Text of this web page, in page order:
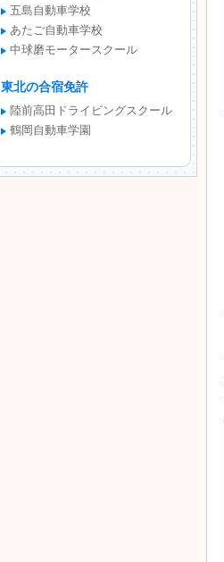
五島自動車学校
あたご自動車学校
中球磨モータースクール
東北の合宿免許
陸前高田ドライビングスクール
鶴岡自動車学園